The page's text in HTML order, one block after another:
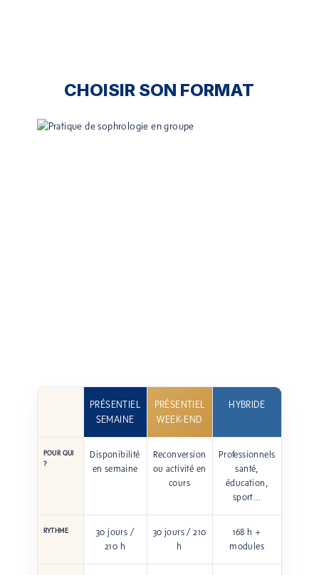
CHOISIR SON FORMAT
PRÉSENTIEL
SEMAINE
PRÉSENTIEL
WEEK-END
HYBRIDE
POUR QUI
?
Disponibilité
en semaine
Reconversion
ou activité en
cours
Professionnels
santé,
éducation,
sport…
RYTHME
30 jours /
210 h
30 jours / 210
h
168 h +
modules